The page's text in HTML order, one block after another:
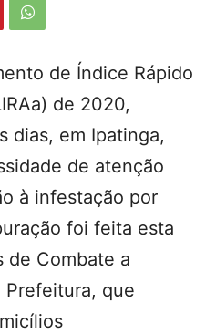
de Índice Rápido
de 2020,
dias, em Ipatinga,
de atenção
à infestação por
foi feita esta
de Combate a
Prefeitura, que